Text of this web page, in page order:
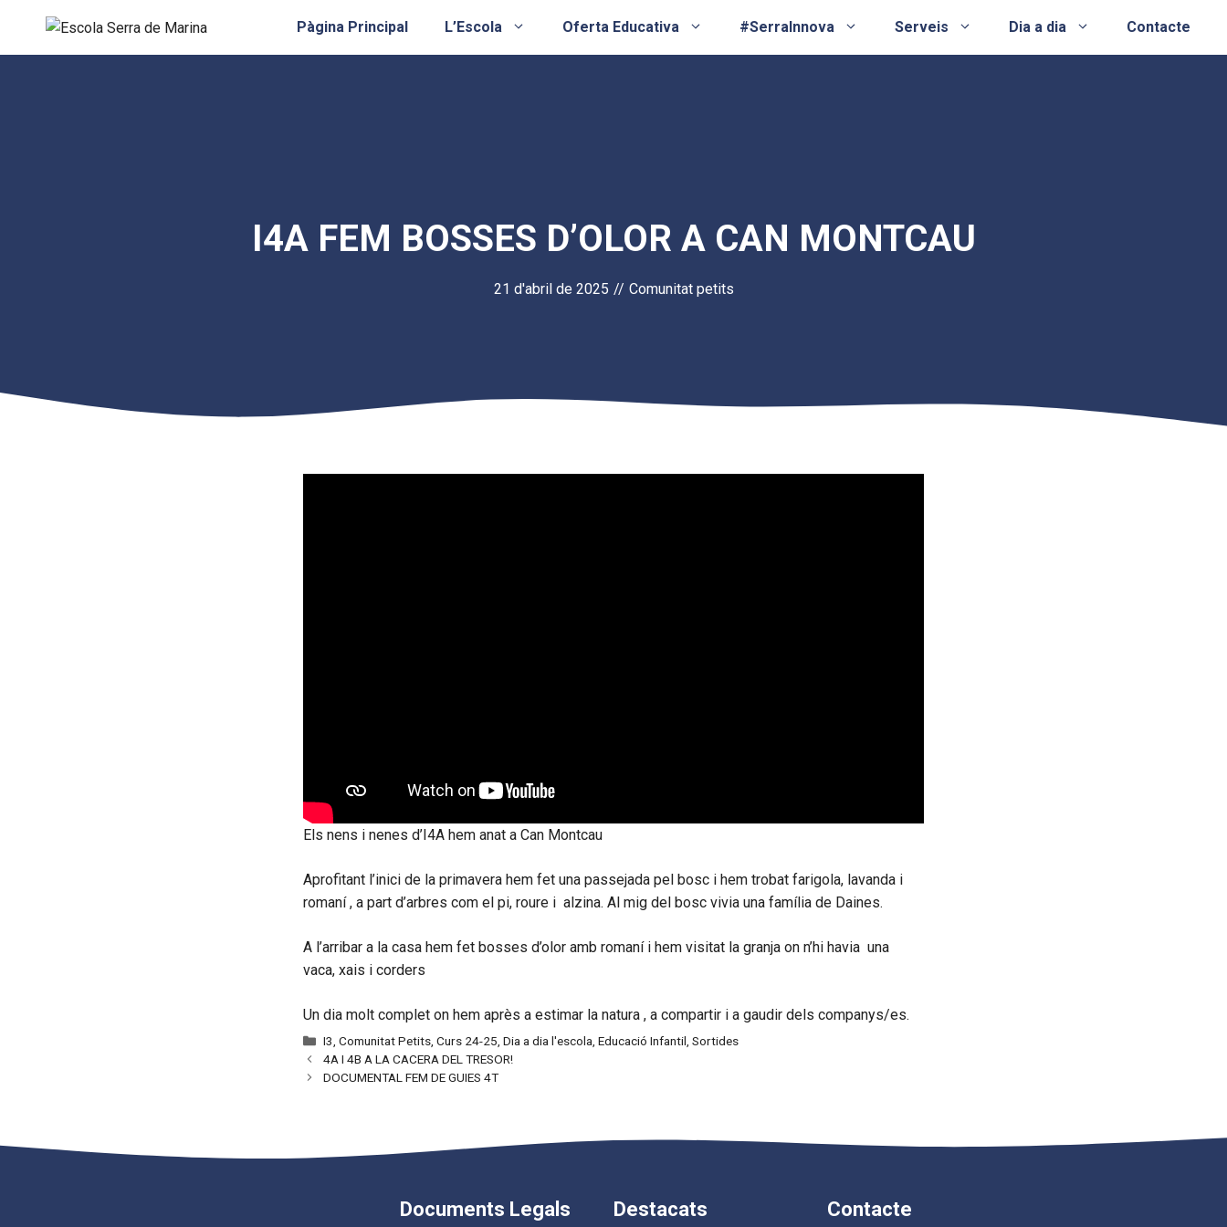
contingut
Pàgina Principal L’Escola Oferta Educativa #SerraInnova Serveis Dia a dia Contacte
I4A FEM BOSSES D’OLOR A CAN MONTCAU
21 d'abril de 2025 // Comunitat petits
Els nens i nenes d’I4A hem anat a Can Montcau
Aprofitant l’inici de la primavera hem fet una passejada pel bosc i hem trobat farigola, lavanda i
romaní , a part d’arbres com el pi, roure i alzina. Al mig del bosc vivia una família de Daines.
A l’arribar a la casa hem fet bosses d’olor amb romaní i hem visitat la granja on n’hi havia una
vaca, xais i corders
Un dia molt complet on hem après a estimar la natura , a compartir i a gaudir dels companys/es.
Categories
I3, Comunitat Petits, Curs 24-25, Dia a dia l'escola, Educació Infantil, Sortides
4A I 4B A LA CACERA DEL TRESOR!
DOCUMENTAL FEM DE GUIES 4T
Documents Legals Destacats Contacte